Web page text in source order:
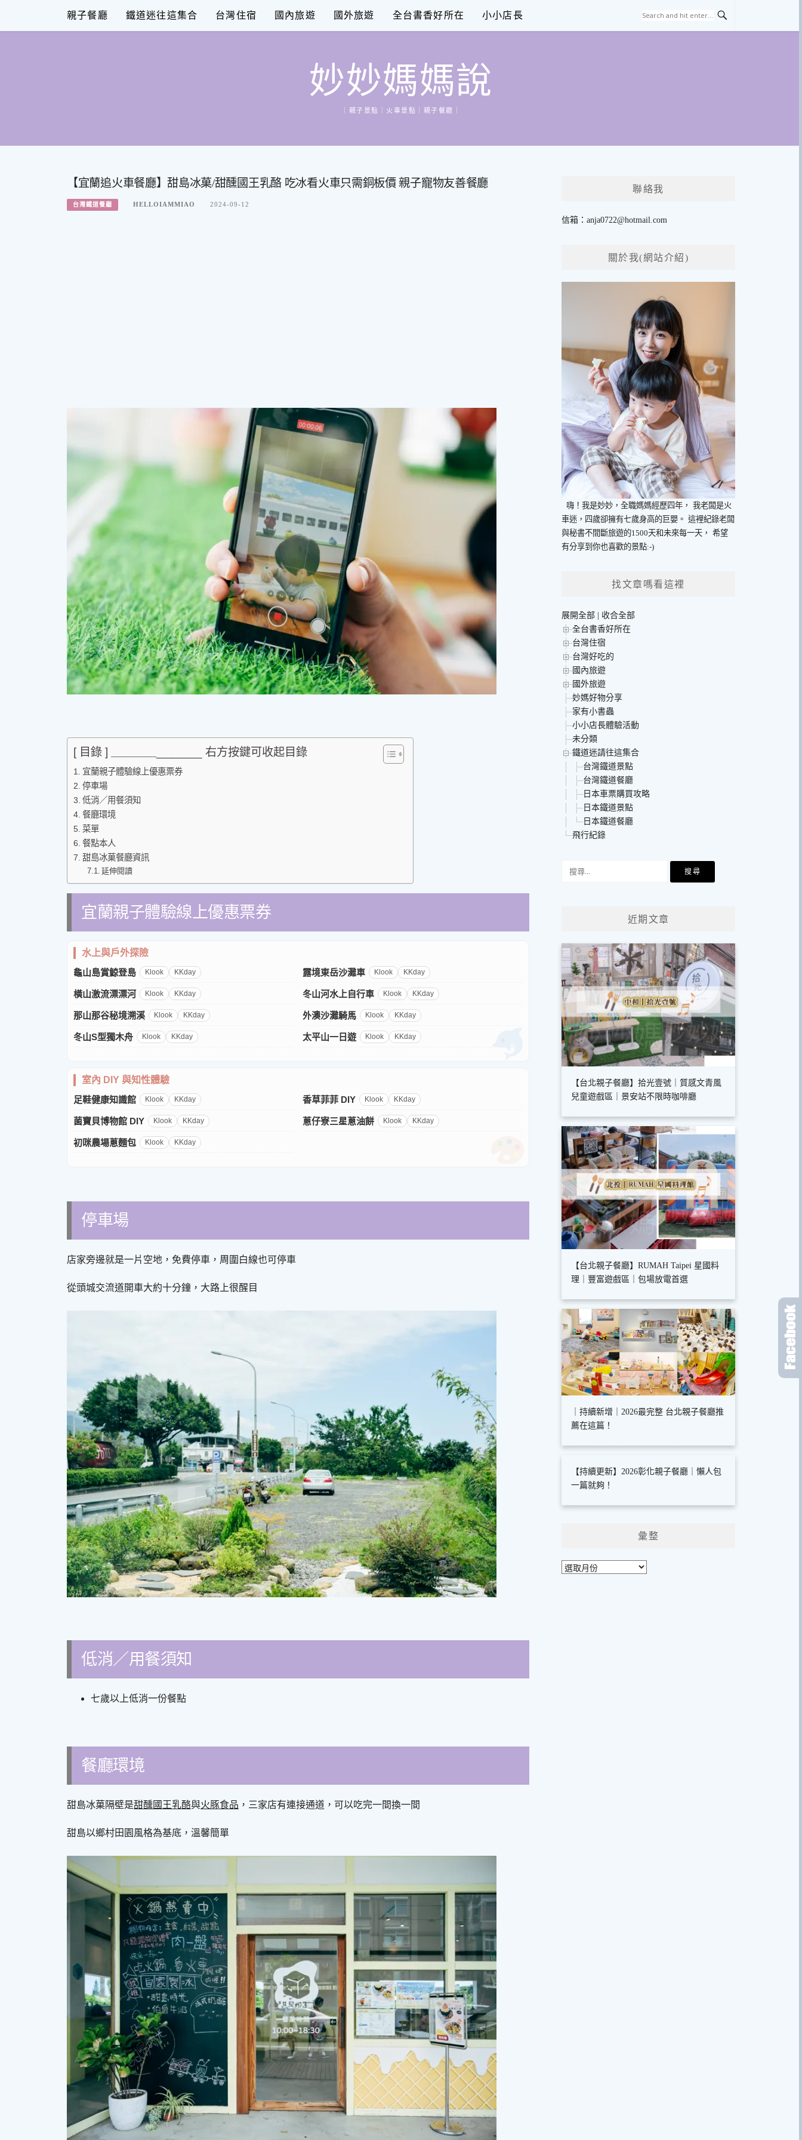
content
親子餐廳 鐵道迷往這集合 台灣住宿 國內旅遊 國外旅遊 全台書香好所在 小小店長
妙妙媽媽說
｜親子景點｜火車景點｜親子餐廳｜
【宜蘭追火車餐廳】甜島冰菓/甜醺國王乳酪 吃冰看火車只需銅板價 親子寵物友善餐廳
台灣鐵道餐廳 HELLOIAMMIAO 2024-09-12
[ 目錄 ] ＿＿＿＿_______ 右方按鍵可收起目錄
宜蘭親子體驗線上優惠票券
停車場
低消／用餐須知
餐廳環境
菜單
餐點本人
甜島冰菓餐廳資訊
延伸閱讀
宜蘭親子體驗線上優惠票券
水上與戶外探險
龜山島賞鯨登島
Klook KKday 露境東岳沙灘車 Klook KKday
橫山激流漂漂河 Klook KKday 冬山河水上自行車 Klook KKday
那山那谷秘境溯溪 Klook KKday 外澳沙灘騎馬 Klook KKday
冬山S型獨木舟 Klook KKday 太平山一日遊 Klook KKday
室內 DIY 與知性體驗
足鞋健康知識館
Klook KKday 香草菲菲 DIY Klook KKday
菌寶貝博物館 DIY Klook KKday 蔥仔寮三星蔥油餅 Klook KKday
初咪農場蔥麵包 Klook KKday
停車場
店家旁邊就是一片空地，免費停車，周圍白線也可停車
從頭城交流道開車大約十分鐘，大路上很醒目
低消／用餐須知
七歲以上低消一份餐點
餐廳環境
甜島冰菓隔壁是甜醺國王乳酪與火豚食品 ，三家店有連接通道，可以吃完一間換一間
甜島以鄉村田園風格為基底，溫馨簡單
聯絡我
信箱：anja0722@hotmail.com
關於我(網站介紹)
嗨！我是妙妙，全職媽媽經歷四年，
我老闆是火
車迷，四歲卻擁有七歲身高的巨嬰。 這裡紀錄老闆
與秘書不間斷旅遊的1500天和未來每一天，
希望
有分享到你也喜歡的景點:-)
找文章嗎看這裡
展開全部
收合全部
全台書香好所在
台灣住宿
台灣好吃的
國內旅遊
國外旅遊
妙媽好物分享
家有小書蟲
小小店長體驗活動
未分類
鐵道迷請往這集合
台灣鐵道景點
台灣鐵道餐廳
日本車票購買攻略
日本鐵道景點
日本鐵道餐廳
飛行紀錄
近期文章
【台北親子餐廳】拾光壹號｜質感文青風
兒童遊戲區｜景安站不限時咖啡廳
【台北親子餐廳】RUMAH Taipei 星國料
理｜豐富遊戲區｜包場放電首選
｜持續新增｜2026最完整 台北親子餐廳推
薦在這篇！
【持續更新】2026彰化親子餐廳｜懶人包
一篇就夠！
彙整
彙